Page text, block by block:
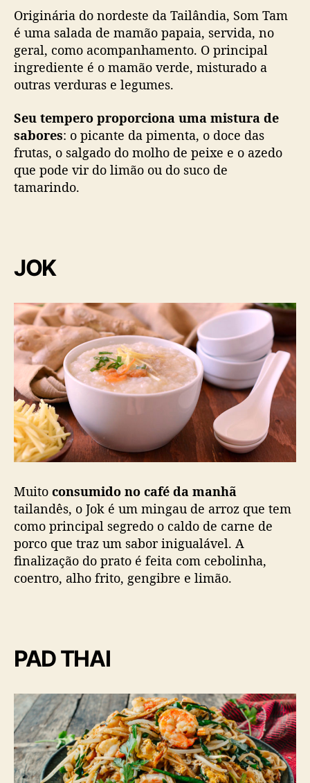
Originária do nordeste da Tailândia, Som Tam
é uma salada de mamão papaia, servida, no
geral, como acompanhamento. O principal
ingrediente é o mamão verde, misturado a
outras verduras e legumes.
Seu tempero proporciona uma mistura de
sabores: o picante da pimenta, o doce das
frutas, o salgado do molho de peixe e o azedo
que pode vir do limão ou do suco de
tamarindo.
JOK
Muito consumido no café da manhã
tailandês, o Jok é um mingau de arroz que tem
como principal segredo o caldo de carne de
porco que traz um sabor inigualável. A
finalização do prato é feita com cebolinha,
coentro, alho frito, gengibre e limão.
PAD THAI